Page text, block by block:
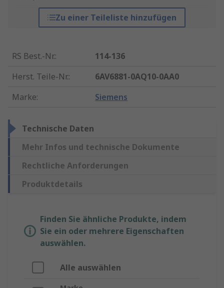
Zu einer Teileliste hinzufügen
RS Best.-Nr.:
114-136
Herst. Teile-Nr.:
6AV6881-0AQ10-0AA0
Marke: Siemens
Technische Daten
Mehr Infos und technische Dokumente
Rechtliche Anforderungen
Produktdetails
Finden Sie ähnliche Produkte, indem
Sie ein oder mehrere Eigenschaften
auswählen.
Alle auswählen